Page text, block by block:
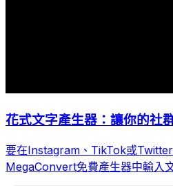
花式文字產生器：讓你的社
要在Instagram、TikTok或
MegaConvert免費產生器中輸入
即可。